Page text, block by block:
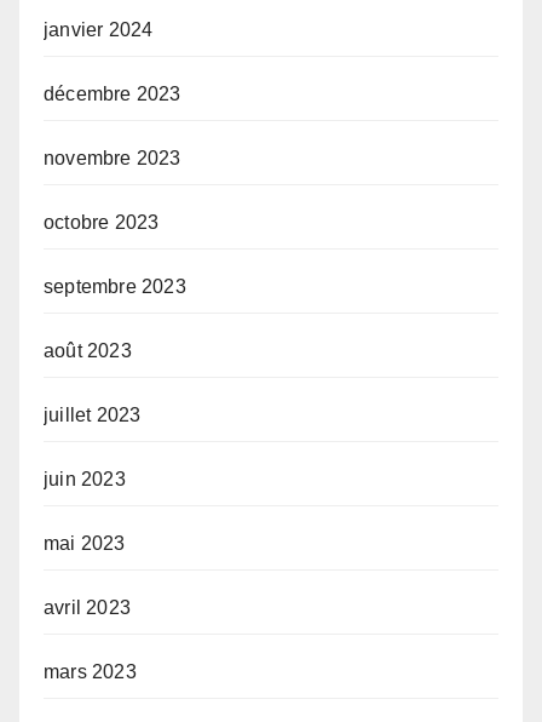
janvier 2024
décembre 2023
novembre 2023
octobre 2023
septembre 2023
août 2023
juillet 2023
juin 2023
mai 2023
avril 2023
mars 2023